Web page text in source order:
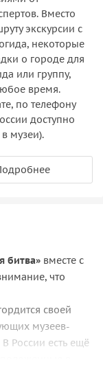
Вместо
экскурсии с
некоторые
о городе для
или группу,
время.
по телефону
доступно
музеи).
битва» вместе с
что
своей
музеев-
России есть ещё